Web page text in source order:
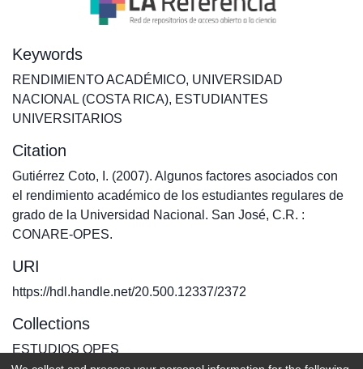
Keywords
RENDIMIENTO ACADÉMICO, UNIVERSIDAD
NACIONAL (COSTA RICA), ESTUDIANTES
UNIVERSITARIOS
Citation
Gutiérrez Coto, I. (2007). Algunos factores asociados con
el rendimiento académico de los estudiantes regulares de
grado de la Universidad Nacional. San José, C.R. :
CONARE-OPES.
URI
https://hdl.handle.net/20.500.12337/2372
Collections
ESTUDIOS OPES